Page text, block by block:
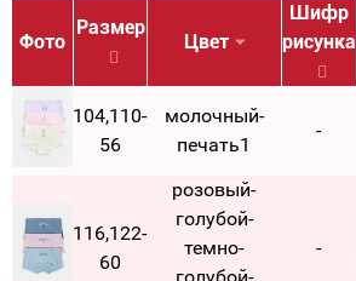
Фото
Размер
Цвет
Шифр
рисунка
104,110-
56
молочный-
печать1
-
116,122-
60
розовый-
голубой-
темно-
-